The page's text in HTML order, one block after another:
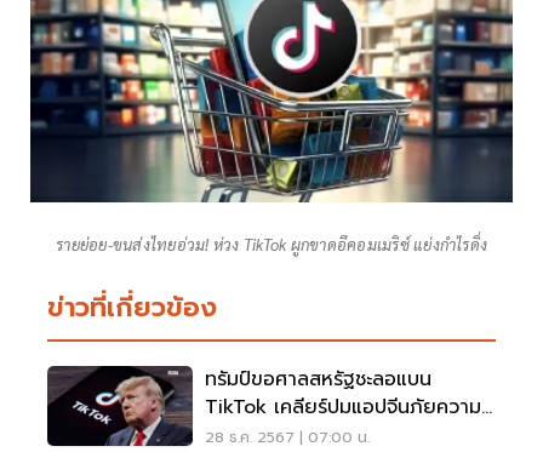
รายย่อย-ขนส่งไทยอ่วม! ห่วง TikTok ผูกขาดอีคอมเมริซ์ แย่งกำไรดิ่ง
ข่าวที่เกี่ยวข้อง
ทรัมป์ขอศาลสหรัฐชะลอแบน
TikTok เคลียร์ปมแอปจีนภัยความ
มั่นคงชาติ
28 ธ.ค. 2567 | 07:00 น.